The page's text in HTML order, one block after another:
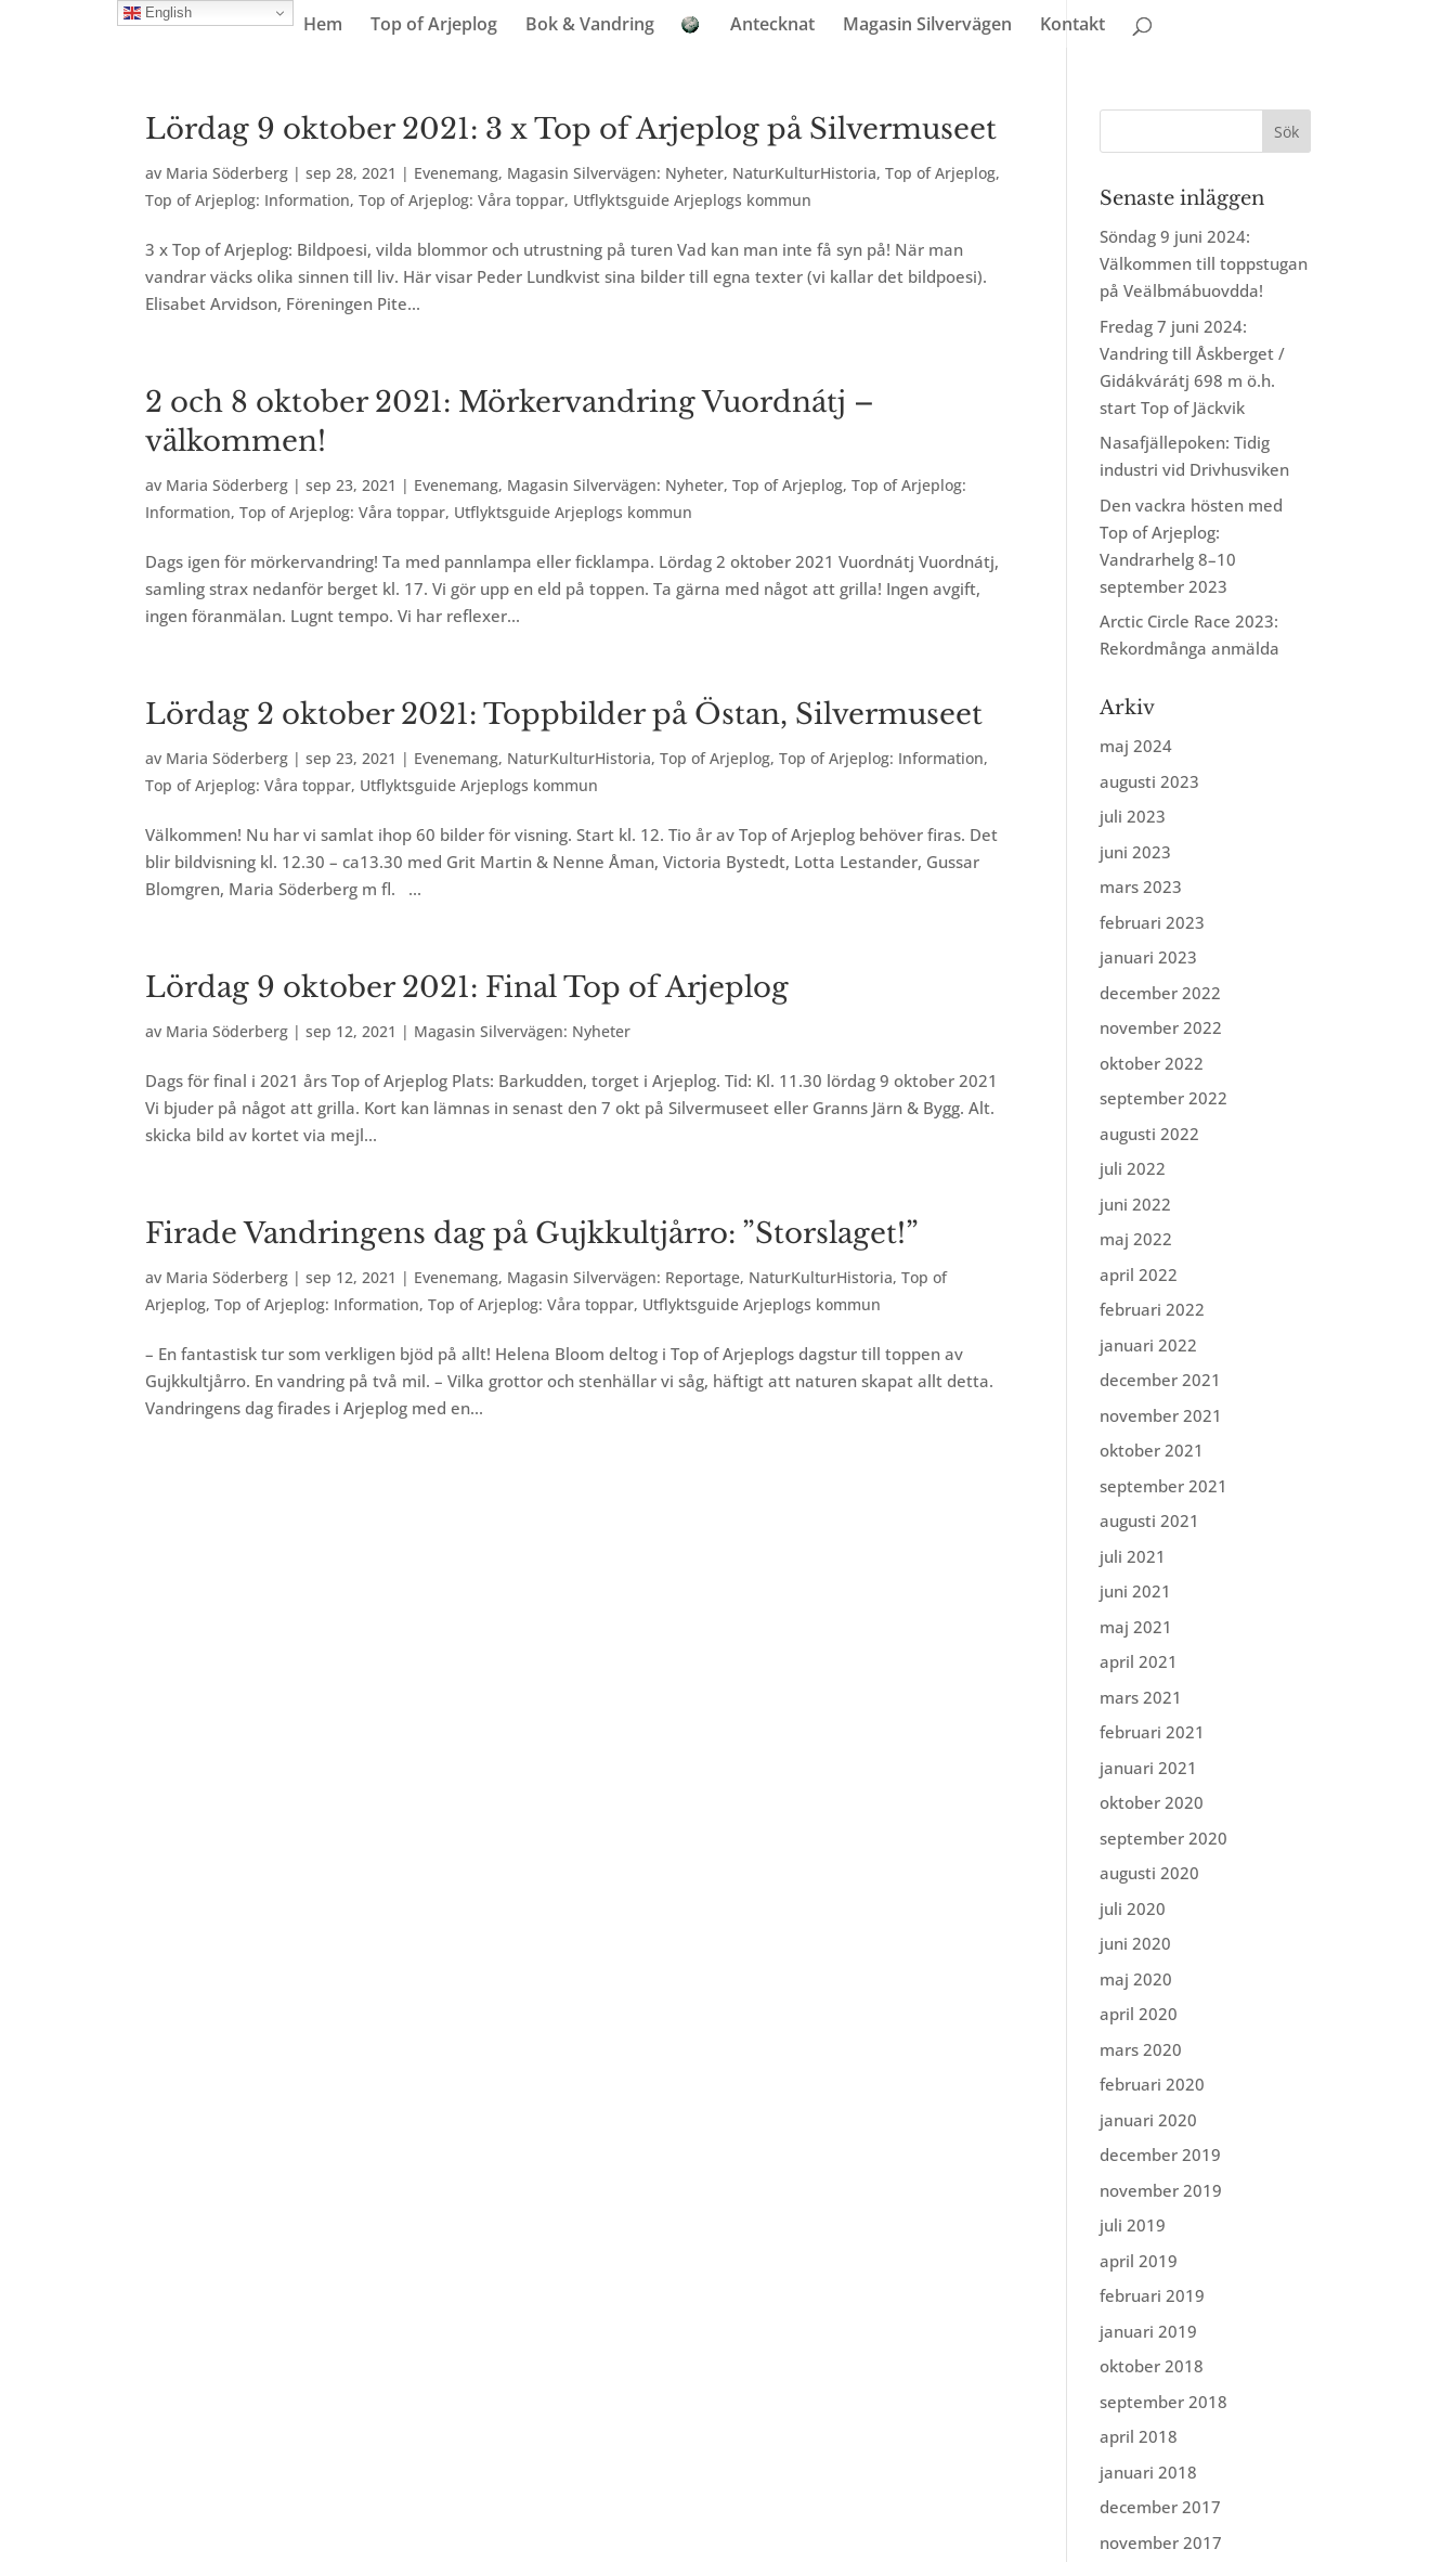
Hem Top of Arjeplog Bok & Vandring Antecknat Magasin Silvervägen Kontakt
Lördag 9 oktober 2021: 3 x Top of Arjeplog på Silvermuseet
av Maria Söderberg |sep 28, 2021 | Evenemang, Magasin Silvervägen: Nyheter, NaturKulturHistoria,Top of Arjeplog,
Top of Arjeplog: Information,Top of Arjeplog: Våra toppar, Utflyktsguide Arjeplogs kommun
3 x Top of Arjeplog: Bildpoesi, vilda blommor och utrustning på turen Vad kan man inte få syn på! När man
vandrar väcks olika sinnen till liv. Här visar Peder Lundkvist sina bilder till egna texter (vi kallar det bildpoesi).
Elisabet Arvidson, Föreningen Pite...
2 och 8 oktober 2021: Mörkervandring Vuordnátj –
välkommen!
av Maria Söderberg |sep 23, 2021 | Evenemang, Magasin Silvervägen: Nyheter,Top of Arjeplog,Top of Arjeplog:
Information,Top of Arjeplog: Våra toppar, Utflyktsguide Arjeplogs kommun
Dags igen för mörkervandring! Ta med pannlampa eller ficklampa. Lördag 2 oktober 2021 Vuordnátj Vuordnátj,
samling strax nedanför berget kl. 17. Vi gör upp en eld på toppen. Ta gärna med något att grilla! Ingen avgift,
ingen föranmälan. Lugnt tempo. Vi har reflexer...
Lördag 2 oktober 2021: Toppbilder på Östan, Silvermuseet
av Maria Söderberg |sep 23, 2021 | Evenemang, NaturKulturHistoria,Top of Arjeplog,Top of Arjeplog: Information,
Top of Arjeplog: Våra toppar, Utflyktsguide Arjeplogs kommun
Välkommen! Nu har vi samlat ihop 60 bilder för visning. Start kl. 12. Tio år av Top of Arjeplog behöver firas. Det
blir bildvisning kl. 12.30 – ca13.30 med Grit Martin & Nenne Åman, Victoria Bystedt, Lotta Lestander, Gussar
Blomgren, Maria Söderberg m fl. ...
Lördag 9 oktober 2021: Final Top of Arjeplog
av Maria Söderberg |sep 12, 2021 | Magasin Silvervägen: Nyheter
Dags för final i 2021 års Top of Arjeplog Plats: Barkudden, torget i Arjeplog. Tid: Kl. 11.30 lördag 9 oktober 2021
Vi bjuder på något att grilla. Kort kan lämnas in senast den 7 okt på Silvermuseet eller Granns Järn & Bygg. Alt.
skicka bild av kortet via mejl...
Firade Vandringens dag på Gujkkultjårro: ”Storslaget!”
av Maria Söderberg |sep 12, 2021 | Evenemang, Magasin Silvervägen: Reportage, NaturKulturHistoria,Top of
Arjeplog,Top of Arjeplog: Information,Top of Arjeplog: Våra toppar, Utflyktsguide Arjeplogs kommun
– En fantastisk tur som verkligen bjöd på allt! Helena Bloom deltog i Top of Arjeplogs dagstur till toppen av
Gujkkultjårro. En vandring på två mil. – Vilka grottor och stenhällar vi såg, häftigt att naturen skapat allt detta.
Vandringens dag firades i Arjeplog med en...
Senaste inläggen
Söndag 9 juni 2024:
Välkommen till toppstugan
på Veälbmábuovdda!
Fredag 7 juni 2024:
Vandring till Åskberget /
Gidákvárátj 698 m ö.h.
start Top of Jäckvik
Nasafjällepoken: Tidig
industri vid Drivhusviken
Den vackra hösten med
Top of Arjeplog:
Vandrarhelg 8–10
september 2023
Arctic Circle Race 2023:
Rekordmånga anmälda
Arkiv
maj 2024
augusti 2023
juli 2023
juni 2023
mars 2023
februari 2023
januari 2023
december 2022
november 2022
oktober 2022
september 2022
augusti 2022
juli 2022
juni 2022
maj 2022
april 2022
februari 2022
januari 2022
december 2021
november 2021
oktober 2021
september 2021
augusti 2021
juli 2021
juni 2021
maj 2021
april 2021
mars 2021
februari 2021
januari 2021
oktober 2020
september 2020
augusti 2020
juli 2020
juni 2020
maj 2020
april 2020
mars 2020
februari 2020
januari 2020
december 2019
november 2019
juli 2019
april 2019
februari 2019
januari 2019
oktober 2018
september 2018
april 2018
januari 2018
december 2017
november 2017
English